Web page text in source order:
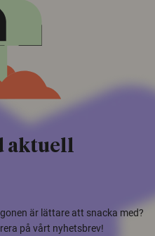
aktuell
är lättare att snacka med?
på vårt nyhetsbrev!